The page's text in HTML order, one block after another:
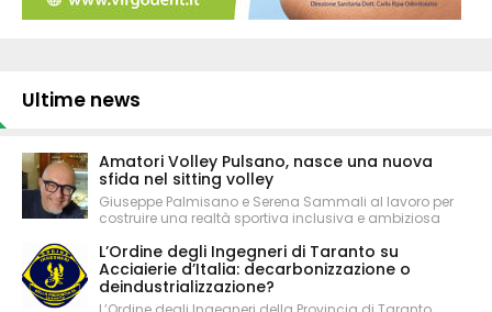
Ultime news
Amatori Volley Pulsano, nasce una nuova
sfida nel sitting volley
Giuseppe Palmisano e Serena Sammali al lavoro per
costruire una realtà sportiva inclusiva e ambiziosa
L’Ordine degli Ingegneri di Taranto su
Acciaierie d’Italia: decarbonizzazione o
deindustrializzazione?